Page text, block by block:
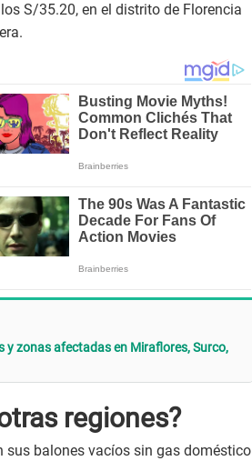
S/35.20, en el distrito de Florencia
y zonas afectadas en Miraflores, Surco,
regiones?
sus balones vacíos sin gas doméstico